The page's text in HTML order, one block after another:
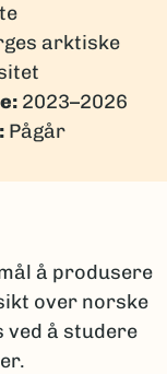
arktiske
2023–2026
Pågår
å produsere
over norske
ved å studere